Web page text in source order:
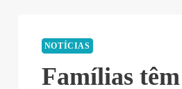
NOTÍCIAS
Famílias